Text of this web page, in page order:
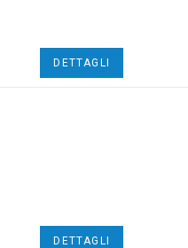
DETTAGLI
DETTAGLI